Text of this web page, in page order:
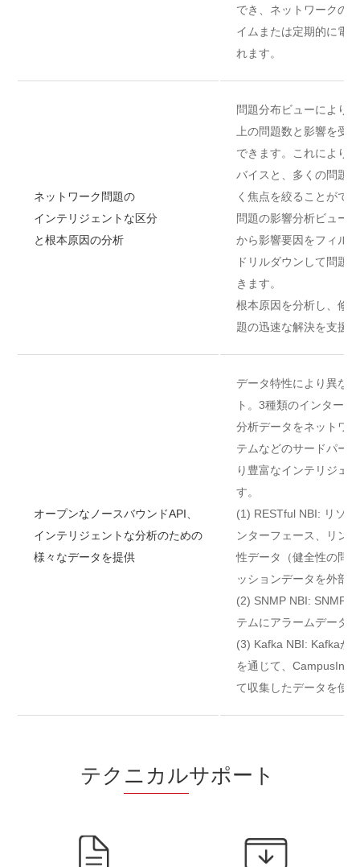
でき、ネットワークの
イムまたは定期的に電
れます。
ネットワーク問題の
インテリジェントな区分
と根本原因の分析
問題分布ビューにより
上の問題数と影響を受
できます。これにより
バイスと、多くの問題
く焦点を絞ることがで
問題の影響分析ビュー
から影響要因をフィル
ドリルダウンして問題
きます。
根本原因を分析し、修
題の迅速な解決を支援
オープンなノースバウンドAPI、
インテリジェントな分析のための
様々なデータを提供
データ特性により異な
ト。3種類のインター
分析データをネットワ
テムなどのサードパー
り豊富なインテリジェ
す。
(1) RESTful NBI: リソ
ンターフェース、リン
性データ（健全性の問
ッションデータを外部
(2) SNMP NBI: SNMP
テムにアラームデータ
(3) Kafka NBI: Kafkaが
を通じて、
て収集したデータを使
テク ニカルサポート